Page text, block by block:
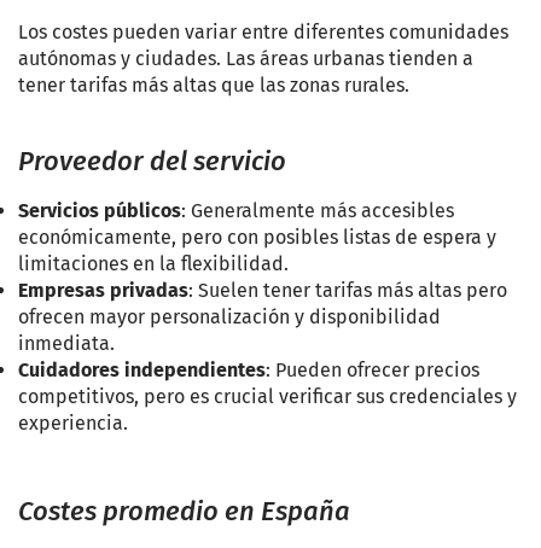
Los costes pueden variar entre diferentes comunidades
autónomas y ciudades. Las áreas urbanas tienden a
tener tarifas más altas que las zonas rurales.
Proveedor del servicio
Servicios públicos: Generalmente más accesibles
económicamente, pero con posibles listas de espera y
limitaciones en la flexibilidad.
Empresas privadas: Suelen tener tarifas más altas pero
ofrecen mayor personalización y disponibilidad
inmediata.
Cuidadores independientes: Pueden ofrecer precios
competitivos, pero es crucial verificar sus credenciales y
experiencia.
Costes promedio en España